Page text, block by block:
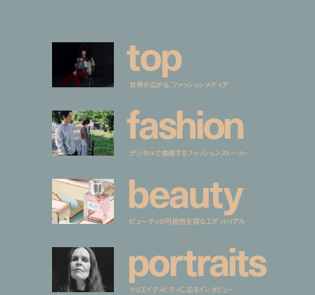
top
世界が広がる、ファッションメディア
fashion
デジタルで表現するファッションストーリー
beauty
ビューティの可能性を探るエディトリアル
portraits
クリエイティビティに迫るインタビュー